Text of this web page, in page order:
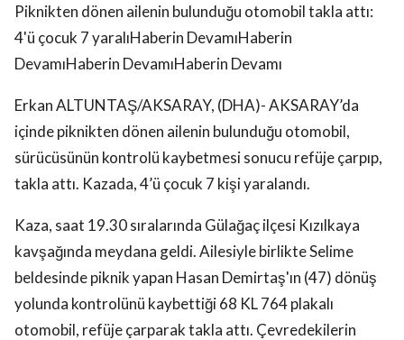
Saklıdır.
Piknikten dönen ailenin bulunduğu otomobil takla attı:
4'ü çocuk 7 yaralıHaberin DevamıHaberin
DevamıHaberin DevamıHaberin Devamı
Erkan ALTUNTAŞ/AKSARAY, (DHA)- AKSARAY’da
içinde piknikten dönen ailenin bulunduğu otomobil,
sürücüsünün kontrolü kaybetmesi sonucu refüje çarpıp,
takla attı. Kazada, 4’ü çocuk 7 kişi yaralandı.
Kaza, saat 19.30 sıralarında Gülağaç ilçesi Kızılkaya
kavşağında meydana geldi. Ailesiyle birlikte Selime
beldesinde piknik yapan Hasan Demirtaş'ın (47) dönüş
yolunda kontrolünü kaybettiği 68 KL 764 plakalı
otomobil, refüje çarparak takla attı. Çevredekilerin